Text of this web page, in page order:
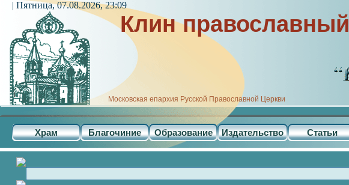
Клин православный
Московская епархия Русской Православной Церкви
Храм Благочиние Образование Издательство Статьи
| Пятница, 07.08.2026, 23:09